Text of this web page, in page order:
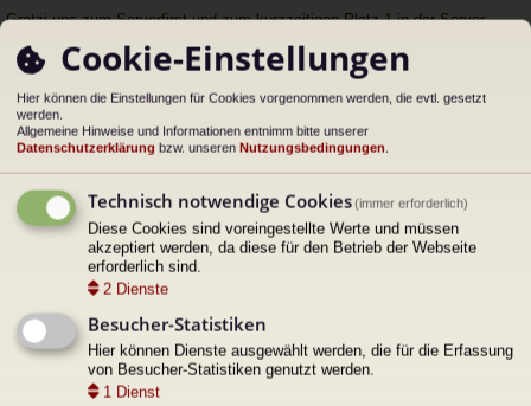
n
tr
Gratzi uns zum Serverfirst und zum kurzzeitigen Platz 1 in der Server
Progression.
Prooscht!
Zugriffe: 182592 • Kommentare: 2•Kommentar schreiben
Cookie-Einstellungen
Hier können die Einstellungen für Cookies vorgenommen werden, die evtl. gesetzt
werden.
Allgemeine Hinweise und Informationen entnimm bitte unserer
Datenschutzerklärung bzw. unseren Nutzungsbedingungen.
Technisch notwendige Cookies(immer erforderlich)
Diese Cookies sind voreingestellte Werte und müssen
akzeptiert werden, da diese für den Betrieb der Webseite
erforderlich sind.
2 Dienste
Besucher-Statistiken
Hier können Dienste ausgewählt werden, die für die Erfassung
von Besucher-Statistiken genutzt werden.
1 Dienst